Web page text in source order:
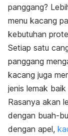
panggang?
menu kacang
kebutuhan
Setiap satu
panggang
kacang juga
jenis lemak
Rasanya akan
dengan buah-
dengan apel,